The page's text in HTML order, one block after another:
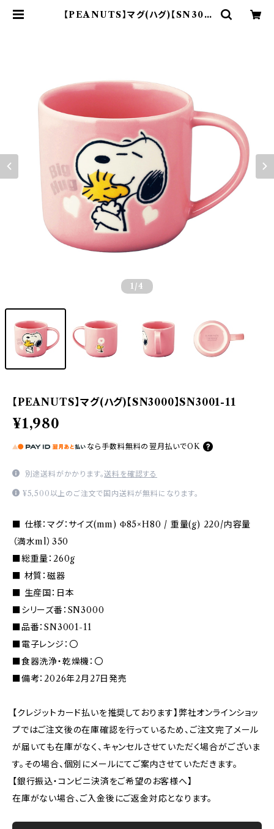
【PEANUTS】マグ(ハグ)【SN300
1 /4
【PEANUTS】マグ(ハグ)【SN3000】SN3001-11
¥1,980
なら 手数料無料の 翌月払いでOK
別途送料がかかります。送料を確認する
¥5,500以上のご注文で国内送料が無料になります。
■ 仕様：マグ：サイズ(mm) Φ85×H80 / 重量(g) 220/内容量
（満水ml）350
■総重量：260g
■ 材質：磁器
■ 生産国：日本
■シリーズ番：SN3000
■品番：SN3001-11
■電子レンジ：〇
■食器洗浄・乾燥機：〇
■備考：2026年2月27日発売
【クレジットカード払いを推奨しております】弊社オンラインショッ
プではご注文後の在庫確認を行っているため、ご注文完了メール
が届いても在庫がなく、キャンセルさせていただく場合がございま
す。その場合、個別にメールにてご案内させていただきます。
【銀行振込・コンビニ決済をご希望のお客様へ】
在庫がない場合、ご入金後にご返金対応となります。